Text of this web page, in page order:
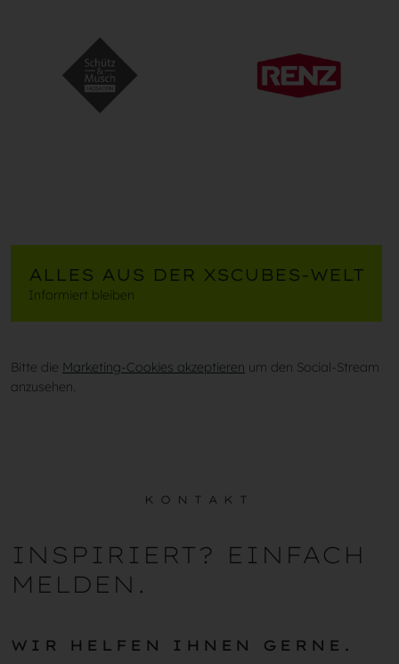
ALLES AUS DER XSCUBES-WELT
Informiert bleiben
Bitte die Marketing-Cookies akzeptieren um den Social-Stream
anzusehen.
KONTAKT
INSPIRIERT? EINFACH
MELDEN.
WIR HELFEN IHNEN GERNE.